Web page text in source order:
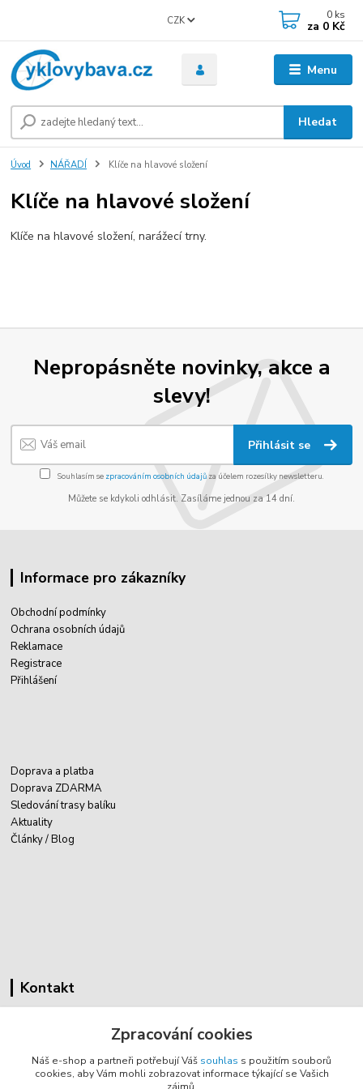
Menu
CZK
Hledat
0 ks
za 0 Kč
Úvod NÁŘADÍ Klíče na hlavové složení
Klíče na hlavové složení
Klíče na hlavové složení, narážecí trny.
Nepropásněte novinky, akce a
slevy!
Přihlásit se
Souhlasím se zpracováním osobních údajůza účelem rozesílky newsletteru.
Můžete se kdykoli odhlásit. Zasíláme jednou za 14 dní.
Informace pro zákazníky
Obchodní podmínky
Ochrana osobních údajů
Reklamace
Registrace
Přihlášení
Doprava a platba
Doprava ZDARMA
Sledování trasy balíku
Aktuality
Články / Blog
Kontakt
Zákostelí 83
783 44 Náměšť na Hané
Zpracování cookies
Náš e-shop a partneři potřebují Váš souhlas s použitím souborů
cookies, aby Vám mohli zobrazovat informace týkající se Vašich